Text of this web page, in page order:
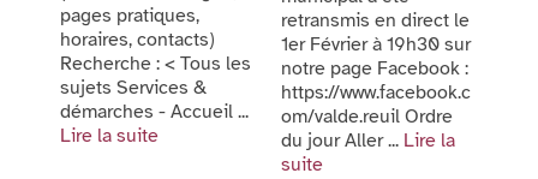
pages pratiques,
horaires, contacts)
Recherche : < Tous les
sujets Services &
démarches - Accueil ...
Lire la suite
retransmis en direct le
1er Février à 19h30 sur
notre page Facebook :
https://www.facebook.c
om/valde.reuil Ordre
du jour Aller ... Lire la
suite